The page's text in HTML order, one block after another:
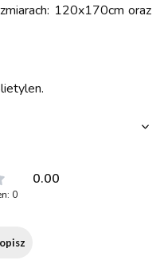
120x170cm oraz
0.00
0